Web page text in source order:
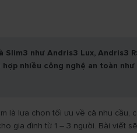
như Andris3 Lux,
nhiều công nghệ an toàn
lựa chọn tối ưu về cả nhu
gia đình từ 1 – 3 người. Bài viết